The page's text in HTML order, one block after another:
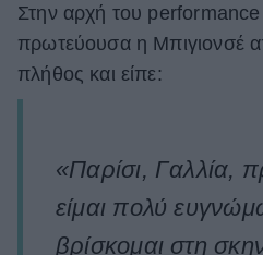
ΒΟΞ
Women's Forum
Στην αρχή του performance
πρωτεύουσα η Μπιγιονσέ
πλήθος και είπε:
«Παρίσι, Γαλλία,
είμαι πολύ
βρίσκομαι στη